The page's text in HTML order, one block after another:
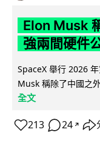
Elon Musk
強兩間硬件
SpaceX 舉行 2026
Musk 稱除了中國之
全文
213 24 ↗